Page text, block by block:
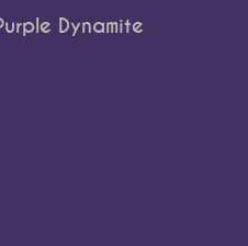
Dynamite